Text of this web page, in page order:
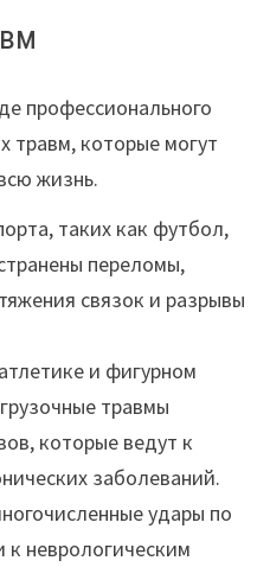
профессионального
травм, которые могут
жизнь.
таких как футбол,
переломы,
связок и разрывы
и фигурном
травмы
которые ведут к
заболеваний.
удары по
к неврологическим